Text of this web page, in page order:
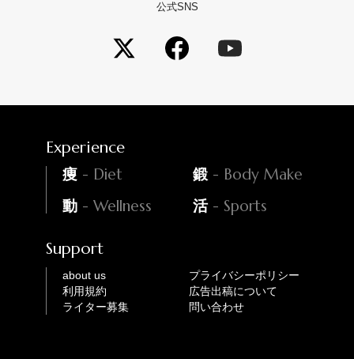
公式SNS
Experience
痩 - Diet 鍛 - Body Make
動 - Wellness 活- Sports
Support
about us
プライバシーポリシー
利用規約
広告出稿について
ライター募集
問い合わせ